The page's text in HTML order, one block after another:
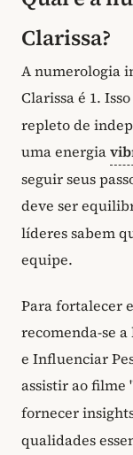
Clarissa?
A numerologia
Clarissa é 1.
repleto de
uma energia
seguir seus
deve ser
líderes sabem
equipe.
Para fortalecer
recomenda-se
e Influenciar
assistir ao filme
fornecer
qualidades